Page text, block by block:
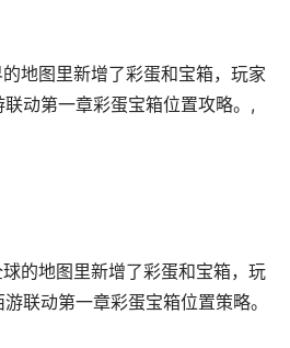
地图里新增了彩蛋和宝箱，玩家
动第一章彩蛋宝箱位置攻略。,
的地图里新增了彩蛋和宝箱，玩
联动第一章彩蛋宝箱位置策略。